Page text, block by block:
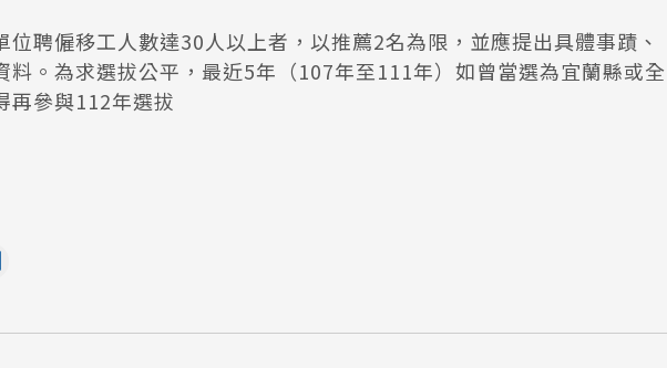
位聘僱移工人數達30人以上者，以推薦2名為限，並應提出具體事蹟、
料。為求選拔公平，最近5年（107年至111年）如曾當選為宜蘭縣或全
再參與112年選拔